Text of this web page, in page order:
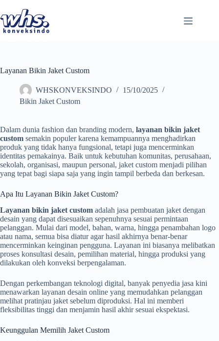
content
Layanan Bikin Jaket Custom
WHSKONVEKSINDO
15/10/2025
Bikin Jaket Custom
Dalam dunia fashion dan branding modern, layanan bikin jaket
custom semakin populer karena kemampuannya menghadirkan
produk yang tidak hanya fungsional, tetapi juga mencerminkan
identitas pemakainya. Baik untuk kebutuhan komunitas, perusahaan,
sekolah, organisasi, maupun personal, jaket custom menjadi pilihan
yang tepat bagi siapa saja yang ingin tampil berbeda dan berkesan.
Apa Itu Layanan Bikin Jaket Custom?
Layanan bikin jaket custom adalah jasa pembuatan jaket dengan
desain yang dapat disesuaikan sepenuhnya sesuai permintaan
pelanggan. Mulai dari model, bahan, warna, hingga penambahan logo
atau nama, semua bisa diatur agar hasil akhirnya benar-benar
mencerminkan keinginan pengguna. Layanan ini biasanya melibatkan
proses konsultasi desain, pemilihan material, hingga produksi yang
dilakukan oleh konveksi berpengalaman.
Dengan perkembangan teknologi digital, banyak penyedia jasa kini
menawarkan layanan desain online yang memudahkan pelanggan
melihat pratinjau jaket sebelum diproduksi. Hal ini memberi
fleksibilitas tinggi dan menjamin hasil akhir sesuai ekspektasi.
Keunggulan Memilih Jaket Custom